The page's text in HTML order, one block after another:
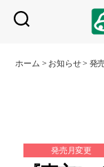
ホーム > お知らせ> 発
発売月変更